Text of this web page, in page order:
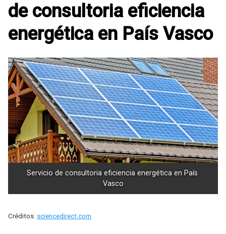
de consultoria eficiencia
energética en País Vasco
Servicio de consultoria eficiencia energética en País
Vasco
Créditos: sciencedirect.com